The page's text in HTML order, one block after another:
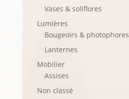
Vases & soliflores
Lumières
Bougeoirs & photophores
Lanternes
Mobilier
Assises
Non classé